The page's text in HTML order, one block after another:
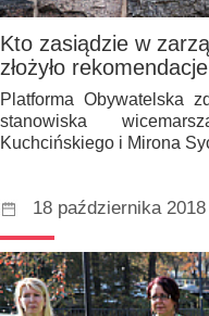
Kto zasiądzie w
złożyło rekomendacje
Platforma Obywatelska
stanowiska
Kuchcińskiego i Mirona
18 października 2018